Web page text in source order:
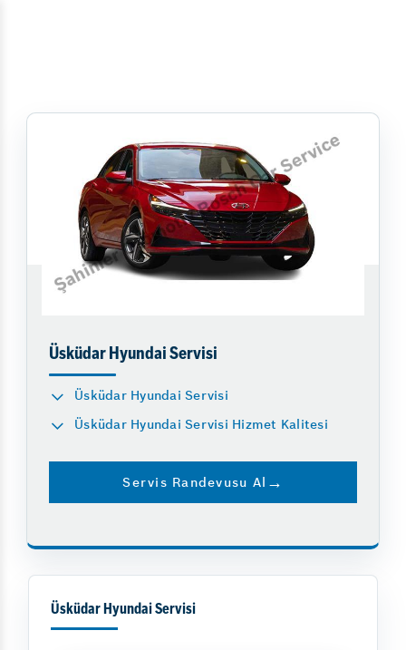
Üsküdar Hyundai Servisi
Üsküdar Hyundai Servisi
Üsküdar Hyundai Servisi Hizmet Kalitesi
Servis Randevusu Al
Üsküdar Hyundai Servisi